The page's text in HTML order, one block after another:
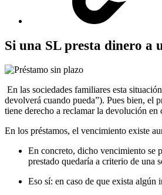
Si una SL presta dinero a
En las sociedades familiares esta
devolverá cuando pueda”). Pues bien, el
tiene derecho a reclamar la devolución en
En los préstamos, el vencimiento existe
En concreto, dicho vencimiento se
prestado quedaría a criterio de una
Eso sí: en caso de que exista